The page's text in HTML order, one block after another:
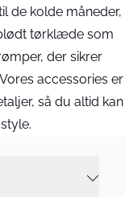
de kolde måneder,
tørklæde som
der sikrer
accessories er
så du altid kan